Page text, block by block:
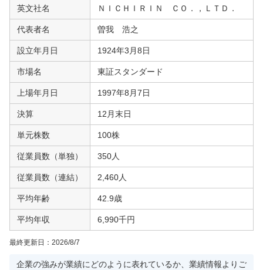
英文社名 ＮＩＣＨＩＲＩＮ ＣＯ．，ＬＴＤ．
代表者名 曽我 浩之
設立年月日 1924年3月8日
市場名 東証スタンダード
上場年月日 1997年8月7日
決算 12月末日
単元株数 100株
従業員数（単独） 350人
従業員数（連結） 2,460人
平均年齢 42.9歳
平均年収 6,990千円
最終更新日： 2026/8/7
企業の強みが業績にどのように表れているか、業績情報よりご